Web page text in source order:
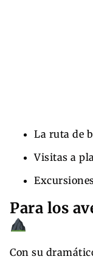
La ruta de
Visitas a
Para los
Con su